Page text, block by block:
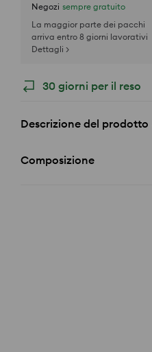
Negozi sempre gratuito
La maggior parte dei pacchi
arriva entro 8 giorni lavorativi
Dettagli >
30 giorni per il reso
Descrizione del prodotto
Composizione